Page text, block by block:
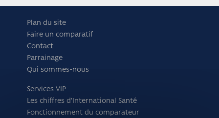
Plan du site
Faire un comparatif
Contact
Parrainage
Qui sommes-nous
Services VIP
Les chiffres d'International Santé
Fonctionnement du comparateur